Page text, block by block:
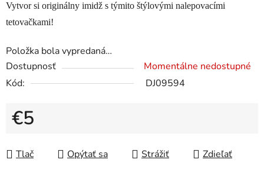
Vytvor si originálny imidž s týmito štýlovými nalepovacími
tetovačkami!
Položka bola vypredaná…
Dostupnosť
Momentálne nedostupné
Kód:
DJ09594
€5
Tlač
Opýtať sa Strážiť Zdieľať